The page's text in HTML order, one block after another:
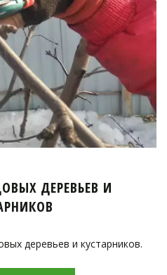
ДЕРЕВЬЕВ И
деревьев и кустарников.